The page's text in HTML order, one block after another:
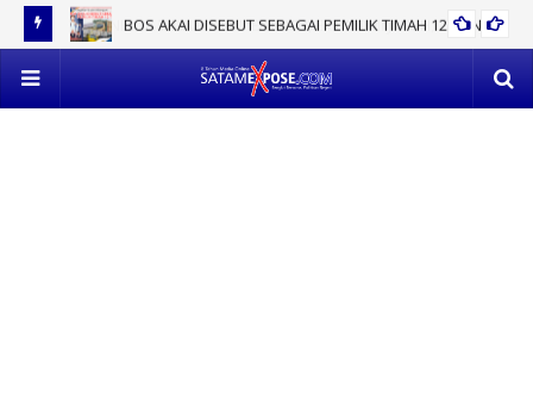
BOS AKAI DISEBUT SEBAGAI PEMILIK TIMAH 12 TON